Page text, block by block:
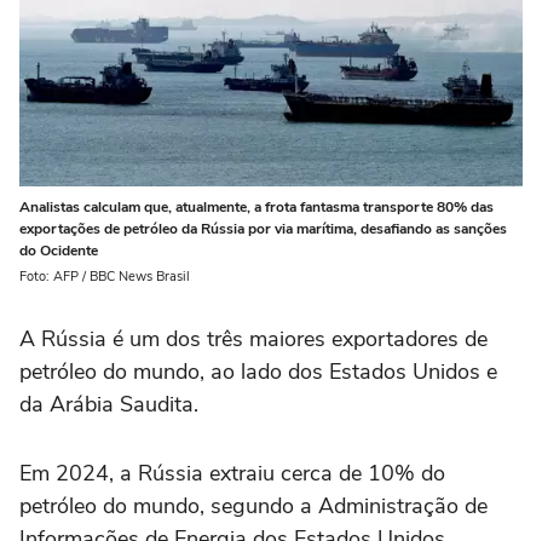
Analistas calculam que, atualmente, a frota fantasma transporte 80% das
exportações de petróleo da Rússia por via marítima, desafiando as sanções
do Ocidente
Foto: AFP / BBC News Brasil
A Rússia é um dos três maiores exportadores de
petróleo do mundo, ao lado dos Estados Unidos e
da Arábia Saudita.
Em 2024, a Rússia extraiu cerca de 10% do
petróleo do mundo, segundo a Administração de